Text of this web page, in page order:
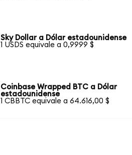
Sky Dollar a Dólar estadounidense
1 USDS equivale a 0,9999 $
Coinbase Wrapped BTC a Dólar
estadounidense
1 CBBTC equivale a 64.616,00 $